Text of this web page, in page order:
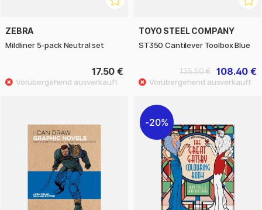
ZEBRA
Mildliner 5-pack Neutral set
17.50 €
TOYO STEEL COMPANY
ST350 Cantilever Toolbox Blue
108.40 €
135.50 €
20%